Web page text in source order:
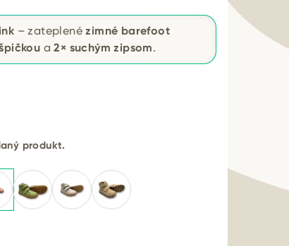
– zateplenézimné barefoot
a2× suchým zipsom.
produkt.